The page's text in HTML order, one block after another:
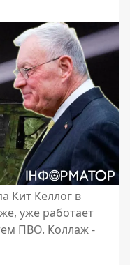
Кит Келлог в
уже работает
ПВО. Коллаж -